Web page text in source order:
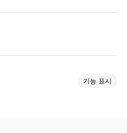
기능 표시